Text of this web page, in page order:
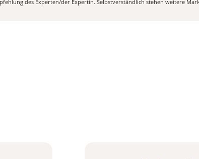
des Experten/der Expertin. Selbstverständlich stehen weitere